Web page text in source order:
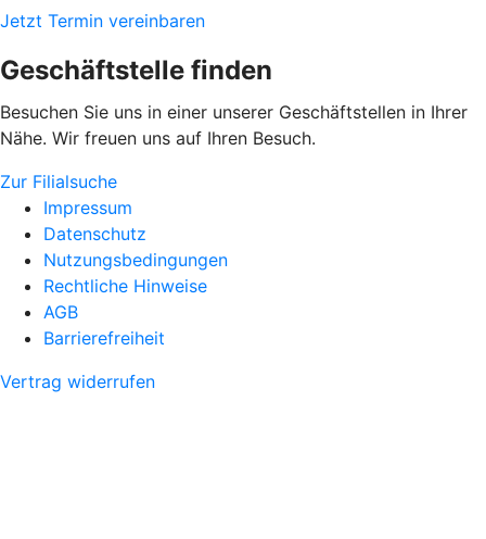
Jetzt Termin vereinbaren
Geschäftstelle finden
Besuchen Sie uns in einer unserer Geschäftstellen in Ihrer
Nähe. Wir freuen uns auf Ihren Besuch.
Zur Filialsuche
Impressum
Datenschutz
Nutzungsbedingungen
Rechtliche Hinweise
AGB
Barrierefreiheit
Vertrag widerrufen